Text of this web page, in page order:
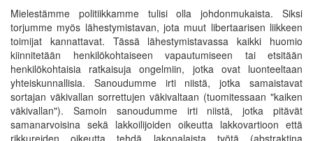
Mielestämme politiikkamme tulisi olla johdonmukaista. Siksi
torjumme myös lähestymistavan, jota muut libertaarisen liikkeen
toimijat kannattavat. Tässä lähestymistavassa kaikki huomio
kiinnitetään henkilökohtaiseen vapautumiseen tai etsitään
henkilökohtaisia ratkaisuja ongelmiin, jotka ovat luonteeltaan
yhteiskunnallisia. Sanoudumme irti niistä, jotka samaistavat
sortajan väkivallan sorrettujen väkivaltaan (tuomitessaan "kaiken
väkivallan"). Samoin sanoudumme irti niistä, jotka pitävät
samanarvoisina sekä lakkoilijoiden oikeutta lakkovartioon että
rikkureiden oikeutta tehdä lakonalaista työtä (abstraktina